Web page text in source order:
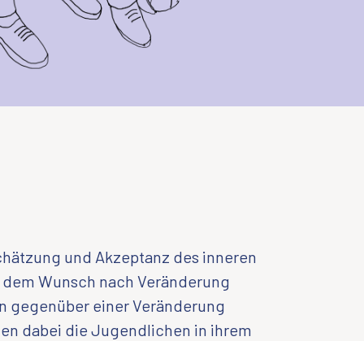
und Akzeptanz des inneren
Wunsch nach Veränderung
gegenüber einer Veränderung
dabei die Jugendlichen in ihrem